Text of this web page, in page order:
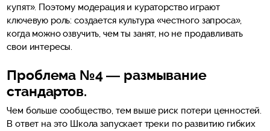
купят». Поэтому модерация и кураторство играют
ключевую роль: создается культура «честного запроса»,
когда можно озвучить, чем ты занят, но не продавливать
свои интересы.
Проблема №4 — размывание
стандартов.
Чем больше сообщество, тем выше риск потери ценностей.
В ответ на это Школа запускает треки по развитию гибких